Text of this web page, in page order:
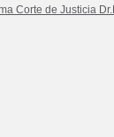
Corte de Justicia